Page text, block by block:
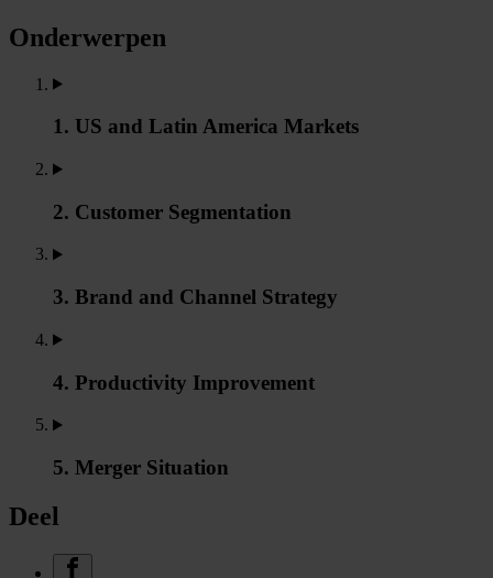
Onderwerpen
1. US and Latin America Markets
2. Customer Segmentation
3. Brand and Channel Strategy
4. Productivity Improvement
5. Merger Situation
Deel